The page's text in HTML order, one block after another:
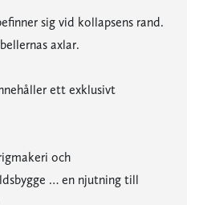
sig vid kollapsens rand.
axlar.
ett exklusivt
och
… en njutning till